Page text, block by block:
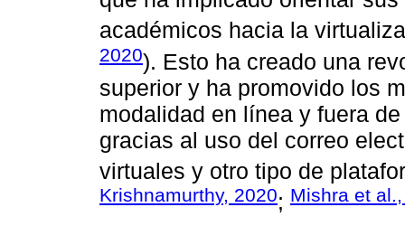
académicos hacia la
2020). Esto ha creado una
superior y ha promovido los
modalidad en línea y fuera
gracias al uso del correo
virtuales y otro tipo de
Krishnamurthy, 2020; Mishra et